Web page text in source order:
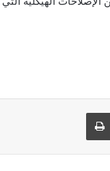
البريد طباعة